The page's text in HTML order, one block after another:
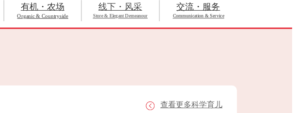
有机・农场
Organic & Countryside
线下・风采
Store & Elegant Demeanour
交流・服务
Communication & Service
查看更多科学育儿